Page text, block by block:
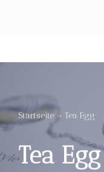
springen
Startseite » Tea Egg
Tea Egg